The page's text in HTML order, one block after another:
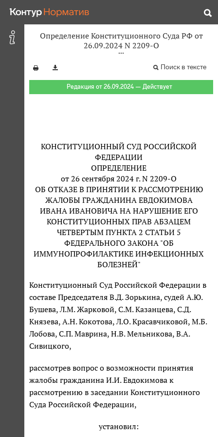
Определение Конституционного Суда РФ от
26.09.2024 N 2209-О
Поиск в тексте
Редакция от 26.09.2024 — Действует
КОНСТИТУЦИОННЫЙ СУД РОССИЙСКОЙ
ФЕДЕРАЦИИ
ОПРЕДЕЛЕНИЕ
от 26 сентября 2024 г. N 2209-О
ОБ ОТКАЗЕ В ПРИНЯТИИ К РАССМОТРЕНИЮ
ЖАЛОБЫ ГРАЖДАНИНА ЕВДОКИМОВА
ИВАНА ИВАНОВИЧА НА НАРУШЕНИЕ ЕГО
КОНСТИТУЦИОННЫХ ПРАВ АБЗАЦЕМ
ЧЕТВЕРТЫМ ПУНКТА 2 СТАТЬИ 5
ФЕДЕРАЛЬНОГО ЗАКОНА "ОБ
ИММУНОПРОФИЛАКТИКЕ ИНФЕКЦИОННЫХ
БОЛЕЗНЕЙ"
Конституционный Суд Российской Федерации в
составе Председателя В.Д. Зорькина, судей А.Ю.
Бушева, Л.М. Жарковой, С.М. Казанцева, С.Д.
Князева, А.Н. Кокотова, Л.О. Красавчиковой, М.Б.
Лобова, С.П. Маврина, Н.В. Мельникова, В.А.
Сивицкого,
рассмотрев вопрос о возможности принятия
жалобы гражданина И.И. Евдокимова к
рассмотрению в заседании Конституционного
Суда Российской Федерации,
установил: